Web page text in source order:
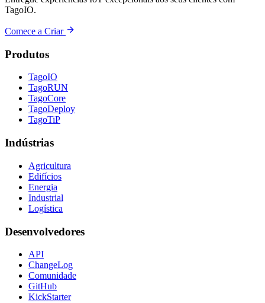
TagoIO.
Comece a Criar
Produtos
TagoIO
TagoRUN
TagoCore
TagoDeploy
TagoTiP
Indústrias
Agricultura
Edifícios
Energia
Industrial
Logística
Desenvolvedores
API
ChangeLog
Comunidade
GitHub
KickStarter